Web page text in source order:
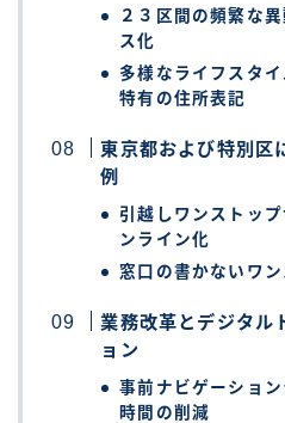
２３区間の頻繁な
ス化
多様なライフスタ
特有の住所表記
東京都および特別区
例
引越しワンストッ
ンライン化
窓口の書かないワ
業務改革とデジタル
ョン
事前ナビゲーショ
時間の削減